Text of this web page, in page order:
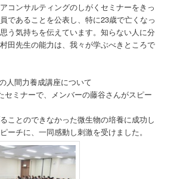
コンサルティングのしがくセミナーをきっ
であることを公表し、特に23歳で亡くなっ
う気持ちを伝えています。知らない人に分
田先生の能力は、我々が学ぶべきところで
人間力養成講座について
セミナーで、メンバーの藤谷さんがスピー
ことのできなかった微生物の培養に成功し
ーチに、一同感動し刺激を受けました。